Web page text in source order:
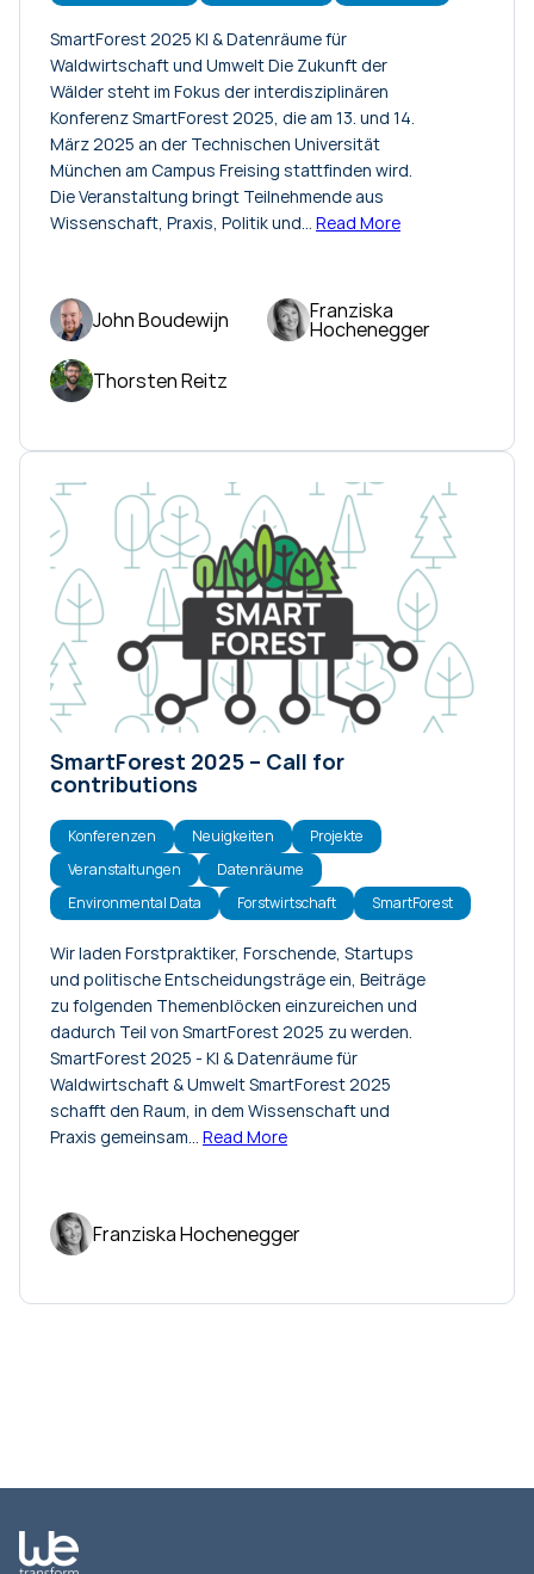
SmartForest 2025 KI & Datenräume für
Waldwirtschaft und Umwelt Die Zukunft der
Wälder steht im Fokus der interdisziplinären
Konferenz SmartForest 2025, die am 13. und 14.
März 2025 an der Technischen Universität
München am Campus Freising stattfinden wird.
Die Veranstaltung bringt Teilnehmende aus
Wissenschaft, Praxis, Politik und… Read More
John Boudewijn Franziska
Hochenegger
Thorsten Reitz
SmartForest 2025 – Call for
contributions
Konferenzen Neuigkeiten
Projekte
Veranstaltungen
Datenräume
Environmental Data
Forstwirtschaft SmartForest
Wir laden Forstpraktiker, Forschende, Startups
und politische Entscheidungsträge ein, Beiträge
zu folgenden Themenblöcken einzureichen und
dadurch Teil von SmartForest 2025 zu werden.
SmartForest 2025 - KI & Datenräume für
Waldwirtschaft & Umwelt SmartForest 2025
schafft den Raum, in dem Wissenschaft und
Praxis gemeinsam… Read More
Franziska Hochenegger